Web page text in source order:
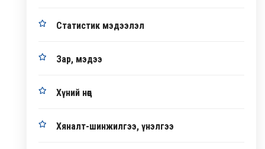
Статистик мэдээлэл
Зар, мэдээ
Хүний нөөц
Хяналт-шинжилгээ, үнэлгээ